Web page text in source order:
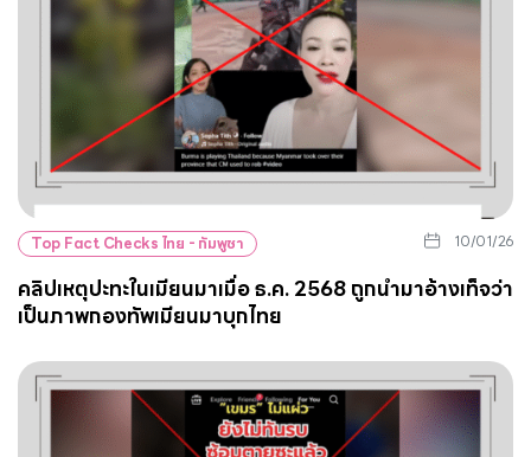
Top Fact Checks ไทย - กัมพูชา 10/01/26
คลิปเหตุปะทะในเมียนมาเมื่อ ธ.ค. 2568 ถูกนำมาอ้างเท็จว่า
เป็นภาพกองทัพเมียนมาบุกไทย